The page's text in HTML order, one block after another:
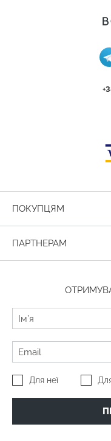
ПОКУПЦЯМ
ПАРТНЕРАМ
Для неї